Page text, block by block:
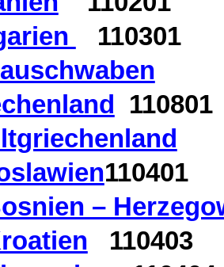
110301
110801
110401
–
110403